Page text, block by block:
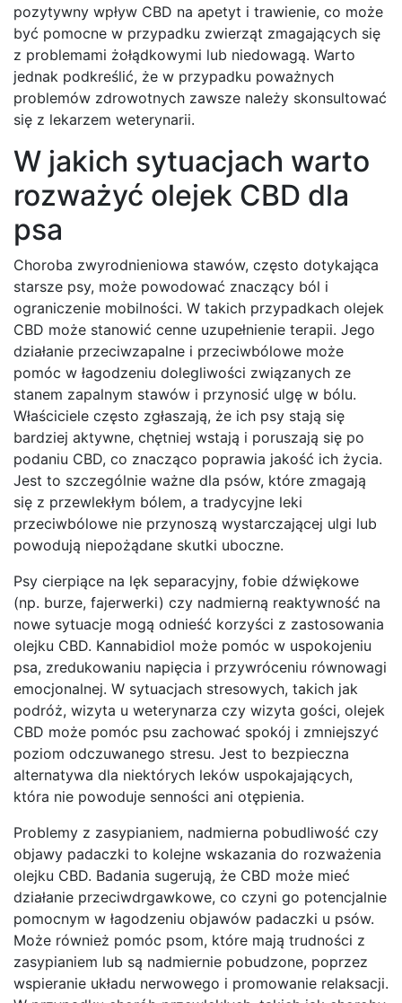
pozytywny wpływ CBD na apetyt i trawienie, co może
być pomocne w przypadku zwierząt zmagających się
z problemami żołądkowymi lub niedowagą. Warto
jednak podkreślić, że w przypadku poważnych
problemów zdrowotnych zawsze należy skonsultować
się z lekarzem weterynarii.
W jakich sytuacjach warto
rozważyć olejek CBD dla
psa
Choroba zwyrodnieniowa stawów, często dotykająca
starsze psy, może powodować znaczący ból i
ograniczenie mobilności. W takich przypadkach olejek
CBD może stanowić cenne uzupełnienie terapii. Jego
działanie przeciwzapalne i przeciwbólowe może
pomóc w łagodzeniu dolegliwości związanych ze
stanem zapalnym stawów i przynosić ulgę w bólu.
Właściciele często zgłaszają, że ich psy stają się
bardziej aktywne, chętniej wstają i poruszają się po
podaniu CBD, co znacząco poprawia jakość ich życia.
Jest to szczególnie ważne dla psów, które zmagają
się z przewlekłym bólem, a tradycyjne leki
przeciwbólowe nie przynoszą wystarczającej ulgi lub
powodują niepożądane skutki uboczne.
Psy cierpiące na lęk separacyjny, fobie dźwiękowe
(np. burze, fajerwerki) czy nadmierną reaktywność na
nowe sytuacje mogą odnieść korzyści z zastosowania
olejku CBD. Kannabidiol może pomóc w uspokojeniu
psa, zredukowaniu napięcia i przywróceniu równowagi
emocjonalnej. W sytuacjach stresowych, takich jak
podróż, wizyta u weterynarza czy wizyta gości, olejek
CBD może pomóc psu zachować spokój i zmniejszyć
poziom odczuwanego stresu. Jest to bezpieczna
alternatywa dla niektórych leków uspokajających,
która nie powoduje senności ani otępienia.
Problemy z zasypianiem, nadmierna pobudliwość czy
objawy padaczki to kolejne wskazania do rozważenia
olejku CBD. Badania sugerują, że CBD może mieć
działanie przeciwdrgawkowe, co czyni go potencjalnie
pomocnym w łagodzeniu objawów padaczki u psów.
Może również pomóc psom, które mają trudności z
zasypianiem lub są nadmiernie pobudzone, poprzez
wspieranie układu nerwowego i promowanie relaksacji.